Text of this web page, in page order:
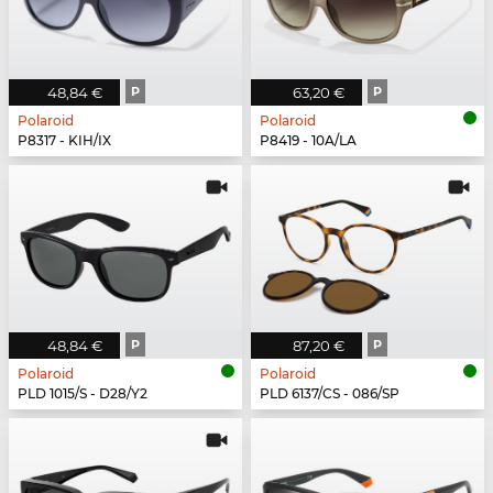
48,84 € P
Polaroid
P8317 - KIH/IX
63,20 € P
Polaroid
P8419 - 10A/LA
48,84 € P
Polaroid
PLD 1015/S - D28/Y2
87,20 € P
Polaroid
PLD 6137/CS - 086/SP